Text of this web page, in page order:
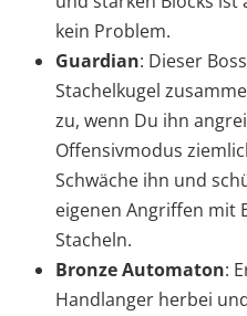
kein Problem.
Guardian: Dieser
Stachelkugel
zu, wenn Du ihn
Offensivmodus
Schwäche ihn und
eigenen Angriffen mit
Stacheln.
Bronze Automaton:
Handlanger herbei